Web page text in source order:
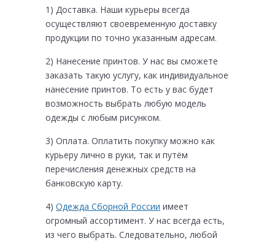
1) Доставка. Наши курьеры всегда
осуществляют своевременную доставку
продукции по точно указанным адресам.
2) Нанесение принтов. У нас вы сможете
заказать такую услугу, как индивидуальное
нанесение принтов. То есть у вас будет
возможность выбрать любую модель
одежды с любым рисунком.
3) Оплата. Оплатить покупку можно как
курьеру лично в руки, так и путём
перечисления денежных средств на
банковскую карту.
4) Одежда Сборной России имеет
огромный ассортимент. У нас всегда есть,
из чего выбрать. Следовательно, любой